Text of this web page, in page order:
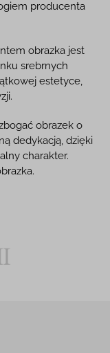
producenta
obrazka jest
srebrnych
estetyce,
obrazek o
dedykacją, dzięki
charakter.